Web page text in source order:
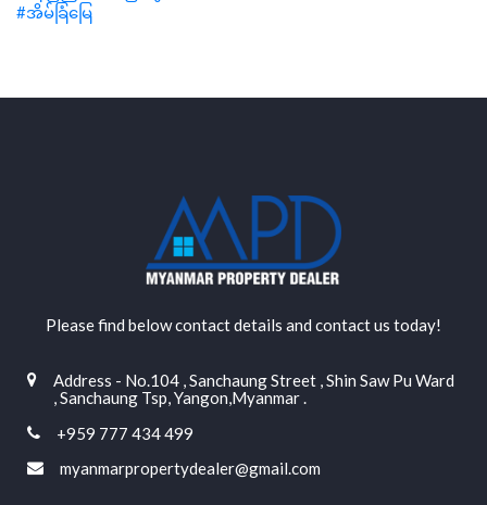
#အိမ်ခြံမြေ
Please find below contact details and contact us today!
Address - No.104 , Sanchaung Street , Shin Saw Pu Ward
, Sanchaung Tsp, Yangon,Myanmar .
+959 777 434 499
myanmarpropertydealer@gmail.com